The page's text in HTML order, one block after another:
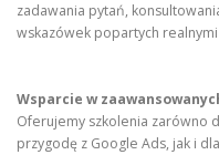
zadawania pytań,
wskazówek popartych realnymi
Wsparcie w
Oferujemy szkolenia zarówno
przygodę z Google Ads, jak i